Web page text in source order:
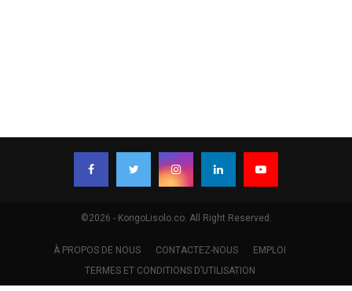
©2026 - KongoLisolo.co. All Right Reserved.
À PROPOS DE NOUS CONTACTEZ-NOUS
EMPLOI
TERMES ET CONDITIONS D’UTILISATION